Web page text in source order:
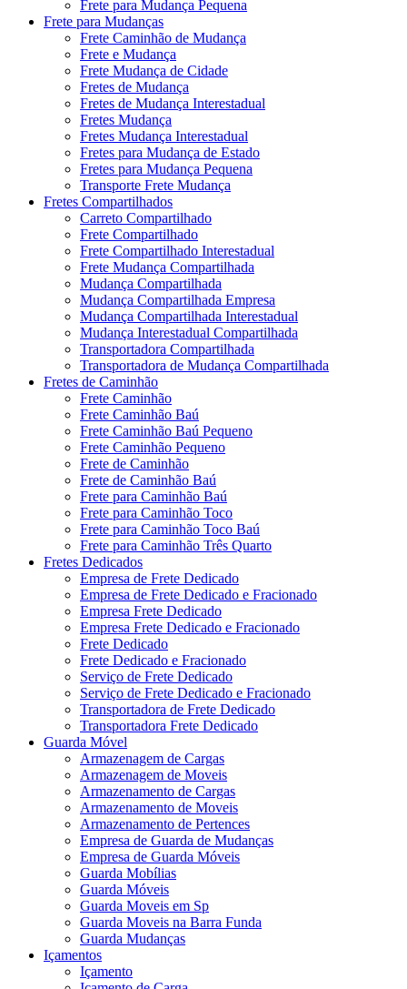
Frete para Mudança Pequena
Frete para Mudanças
Frete Caminhão de Mudança
Frete e Mudança
Frete Mudança de Cidade
Fretes de Mudança
Fretes de Mudança Interestadual
Fretes Mudança
Fretes Mudança Interestadual
Fretes para Mudança de Estado
Fretes para Mudança Pequena
Transporte Frete Mudança
Fretes Compartilhados
Carreto Compartilhado
Frete Compartilhado
Frete Compartilhado Interestadual
Frete Mudança Compartilhada
Mudança Compartilhada
Mudança Compartilhada Empresa
Mudança Compartilhada Interestadual
Mudança Interestadual Compartilhada
Transportadora Compartilhada
Transportadora de Mudança Compartilhada
Fretes de Caminhão
Frete Caminhão
Frete Caminhão Baú
Frete Caminhão Baú Pequeno
Frete Caminhão Pequeno
Frete de Caminhão
Frete de Caminhão Baú
Frete para Caminhão Baú
Frete para Caminhão Toco
Frete para Caminhão Toco Baú
Frete para Caminhão Três Quarto
Fretes Dedicados
Empresa de Frete Dedicado
Empresa de Frete Dedicado e Fracionado
Empresa Frete Dedicado
Empresa Frete Dedicado e Fracionado
Frete Dedicado
Frete Dedicado e Fracionado
Serviço de Frete Dedicado
Serviço de Frete Dedicado e Fracionado
Transportadora de Frete Dedicado
Transportadora Frete Dedicado
Guarda Móvel
Armazenagem de Cargas
Armazenagem de Moveis
Armazenamento de Cargas
Armazenamento de Moveis
Armazenamento de Pertences
Empresa de Guarda de Mudanças
Empresa de Guarda Móveis
Guarda Mobílias
Guarda Móveis
Guarda Moveis em Sp
Guarda Moveis na Barra Funda
Guarda Mudanças
Içamentos
Içamento